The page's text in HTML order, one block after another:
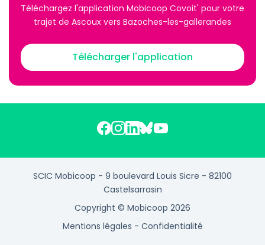
Téléchargez l'application Mobicoop Covoit' pour votre
trajet de Ascoux vers Bazoches-les-gallerandes
Télécharger l'application
SCIC Mobicoop - 9 boulevard Louis Sicre - 82100
Castelsarrasin
Copyright © Mobicoop 2026
Mentions légales - Confidentialité